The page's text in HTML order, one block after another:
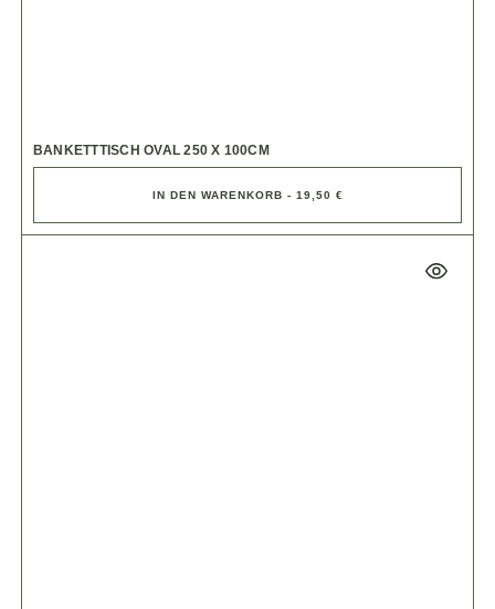
BANKETTTISCH OVAL 250 X 100CM
IN DEN WARENKORB - 19,50 €